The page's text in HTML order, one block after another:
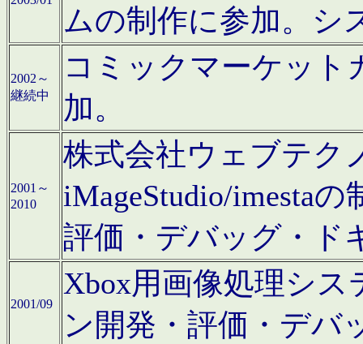
ムの制作に参加。シ
2002～
継続中
コミックマーケット
加。
2001～
2010
株式会社ウェブテク
iMageStudio/imesta
評価・デバッグ・ド
2001/09
Xbox用画像処理シ
ン開発・評価・デバ